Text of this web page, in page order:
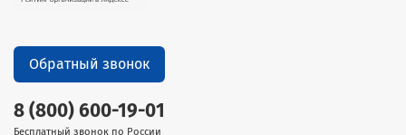
8 (800) 600-19-01
Бесплатный звонок по России
Обратный звонок